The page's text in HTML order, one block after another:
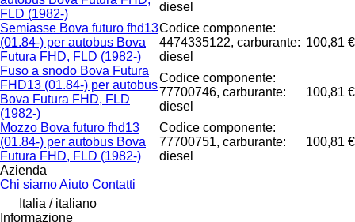
FLD (1982-)
diesel
Semiasse Bova futuro fhd13
(01.84-) per autobus Bova
Futura FHD, FLD (1982-)
Codice componente:
4474335122, carburante:
diesel
100,81 €
Fuso a snodo Bova Futura
FHD13 (01.84-) per autobus
Bova Futura FHD, FLD
(1982-)
Codice componente:
77700746, carburante:
diesel
100,81 €
Mozzo Bova futuro fhd13
(01.84-) per autobus Bova
Futura FHD, FLD (1982-)
Codice componente:
77700751, carburante:
diesel
100,81 €
Azienda
Chi siamoAiuto Contatti
Italia / italiano
Informazione